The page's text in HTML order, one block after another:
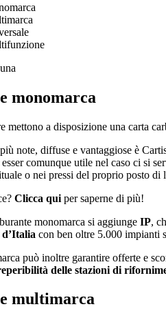
monomarca
mettono a disposizione una carta
note, diffuse e vantaggiose è
comunque utile nel caso ci si
o nei pressi del proprio posto di
Clicca qui per saperne di più!
monomarca si aggiunge IP,
con ben oltre 5.000 impianti
può inoltre garantire offerte e
delle stazioni di
multimarca